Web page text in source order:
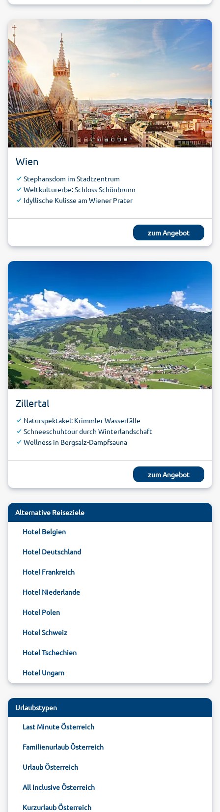
Wien
Stephansdom im Stadtzentrum
Weltkulturerbe: Schloss Schönbrunn
Idyllische Kulisse am Wiener Prater
zum Angebot
Zillertal
Naturspektakel: Krimmler Wasserfälle
Schneeschuhtour durch Winterlandschaft
Wellness in Bergsalz-Dampfsauna
zum Angebot
Alternative Reiseziele
Hotel Belgien
Hotel Deutschland
Hotel Frankreich
Hotel Niederlande
Hotel Polen
Hotel Schweiz
Hotel Tschechien
Hotel Ungarn
Urlaubstypen
Last Minute Österreich
Familienurlaub Österreich
Urlaub Österreich
All Inclusive Österreich
Kurzurlaub Österreich